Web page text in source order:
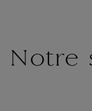
Notre